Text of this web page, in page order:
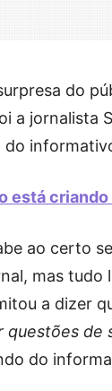
do
a jornalista
do
está
ao certo
mas tudo
a dizer
questões de
do